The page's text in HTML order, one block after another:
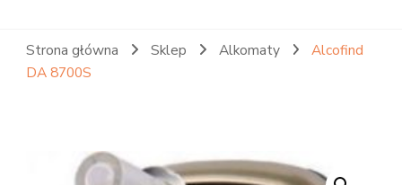
Strona główna Sklep Alkomaty
Alcofind
DA 8700S